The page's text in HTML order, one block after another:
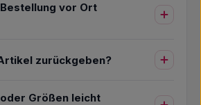
vor Ort
zurückgeben?
Größen leicht